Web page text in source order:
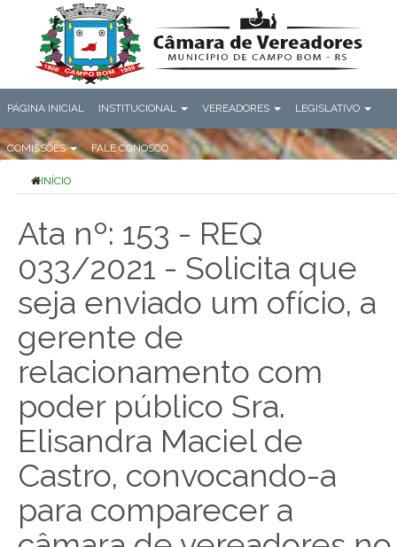
PÁGINA INICIAL INSTITUCIONAL VEREADORES LEGISLATIVO
COMISSÕES FALE CONOSCO
INÍCIO
Ata nº: 153 - REQ
033/2021 - Solicita que
seja enviado um ofício, a
gerente de
relacionamento com
poder público Sra.
Elisandra Maciel de
Castro, convocando-a
para comparecer a